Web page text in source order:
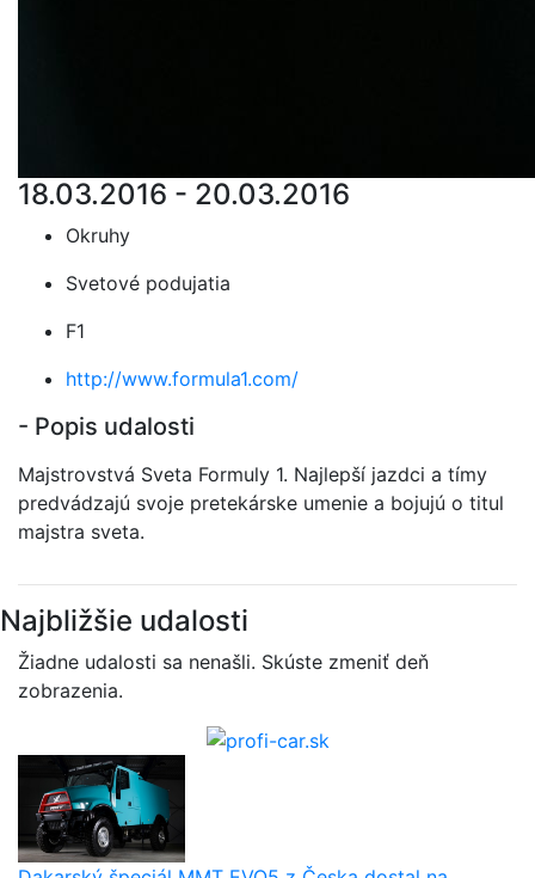
18.03.2016 - 20.03.2016
Okruhy
Svetové podujatia
F1
http://www.formula1.com/
- Popis udalosti
Majstrovstvá Sveta Formuly 1. Najlepší jazdci a tímy
predvádzajú svoje pretekárske umenie a bojujú o titul
majstra sveta.
Najbližšie udalosti
Žiadne udalosti sa nenašli. Skúste zmeniť deň
zobrazenia.